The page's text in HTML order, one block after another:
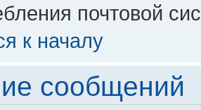
почтовой
к началу
сообщений